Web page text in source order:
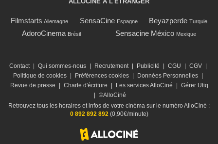
Filmstarts Allemagne SensaCine Espagne Beyazperde Turquie
AdoroCinema Brésil Sensacine México Mexique
Contact | Qui sommes-nous | Recrutement | Publicité | CGU | CGV |
Politique de cookies | Préférences cookies | Données Personnelles |
Revue de presse
| Charte d'écriture | Les services AlloCiné | Gérer Utiq
| ©AlloCiné
Retrouvez tous les horaires et infos de votre cinéma sur le numéro AlloCiné :
0 892 892 892(0,90€/minute)